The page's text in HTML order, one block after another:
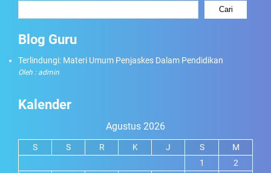
Cari
Blog Guru
Terlindungi: Materi Umum Penjaskes Dalam Pendidikan
Oleh : admin
Kalender
Agustus 2026
S S R K J S
M
1
2